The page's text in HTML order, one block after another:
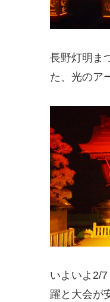
長野灯明ま
た、光のア
いよいよ2/7
躍と大会が